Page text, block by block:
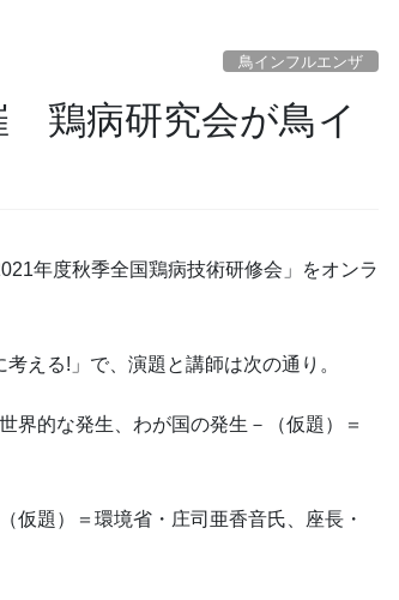
鳥インフルエンザ
鶏病研究会が鳥イ
年度秋季全国鶏病技術研修会」をオンラ
える!」で、演題と講師は次の通り。
的な発生、わが国の発生－（仮題）＝
題）＝環境省・庄司亜香音氏、座長・